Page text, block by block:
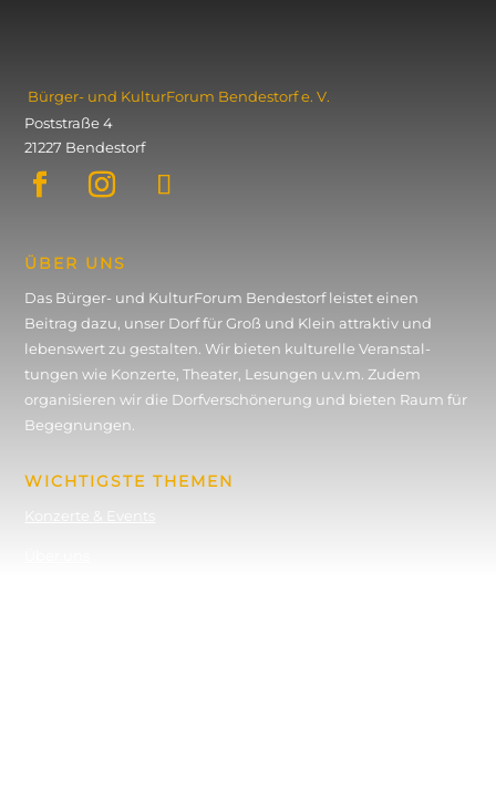
Bürger- und KulturForum ­Bendestorf e. V.
Poststraße 4
21227 Bendestorf
ÜBER UNS
Das Bürger- und KulturForum Bendestorf leistet einen
Beitrag dazu, unser Dorf für Groß und Klein attraktiv und
lebenswert zu gestalten. Wir bieten kulturelle Veran­stal­
tungen wie Konzerte, Theater, Lesungen u.v.m. Zudem
organisieren wir die Dorf­verschönerung und bieten Raum für
Begegnungen.
WICHTIGSTE THEMEN
Konzerte & Events